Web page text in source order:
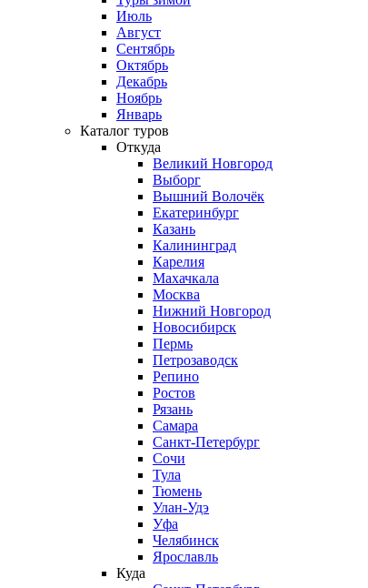
Июль
Август
Сентябрь
Октябрь
Декабрь
Ноябрь
Январь
Каталог туров
Откуда
Великий Новгород
Выборг
Вышний Волочёк
Екатеринбург
Казань
Калининград
Карелия
Махачкала
Москва
Нижний Новгород
Новосибирск
Пермь
Петрозаводск
Репино
Ростов
Рязань
Самара
Санкт-Петербург
Сочи
Тула
Тюмень
Улан-Удэ
Уфа
Челябинск
Ярославль
Куда